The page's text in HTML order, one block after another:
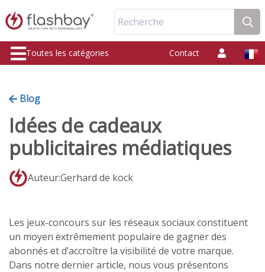
Recherche
Toutes les catégories Contact
Blog
Idées de cadeaux
publicitaires médiatiques
Auteur:Gerhard de kock
Les jeux-concours sur les réseaux sociaux constituent
un moyen extrêmement populaire de gagner des
abonnés et d’accroître la visibilité de votre marque.
Dans notre dernier article, nous vous présentons